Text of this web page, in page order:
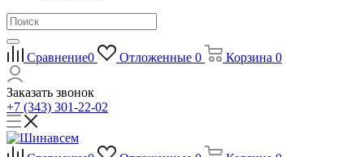
Сравнение0 Отложенные 0 Корзина 0
Заказать звонок
+7 (343) 301-22-02